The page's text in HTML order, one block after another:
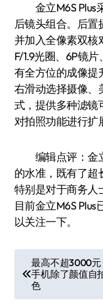
金立M6S Plus
后镜头组合。后置
并加入全像素双核
F/1.9光圈、6P镜
有全方位的成像提
右滑动选择摄像、
式，提供多种滤镜
对拍照功能进行扩
编辑点评：金立
的水准，既有了超
特别是对于商务人
目前金立M6S
以关注一下。
章
导
最高不超3000元
手机除了颜值自
色